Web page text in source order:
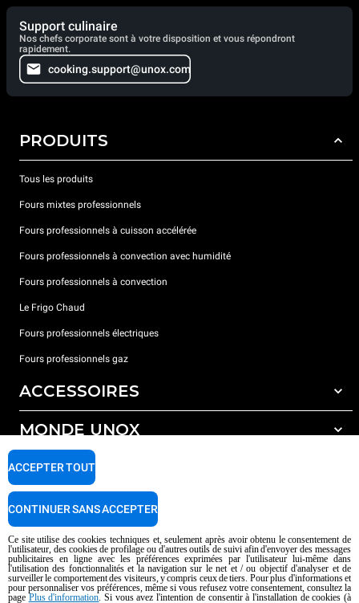
Support culinaire
Nos chefs corporate sont à votre disposition et vous répondront
rapidement.
cooking.support@unox.com
PRODUITS
Tous les produits
Fours mixtes professionnels
Fours professionnels à cuisson accélérée
Fours professionnels à convection avec humidité
Fours professionnels à convection
Le Frigo Chaud
Fours professionnels électriques
Fours professionnels gaz
ACCESSOIRES
Tous les accessoires
Détergents pour lavage automatique
Détergents pour lavage manuel
Traitement de l'eau avec filtres à résine
MONDE UNOX
Nos bureaux dans le monde
SUPPORT
Garantie Unox
Trouver les Centres SAV
Droits d'auteurt 2026 UNOX SpA Tous droits réservés. Reg.Papova n °
AI Content Disclaimer Privacy policy Cookie policy
Ce site utilise des cookies techniques et, seulement après avoir obtenu le consentement de
l'utilisateur, des cookies de profilage ou d'autres outils de suivi afin d'envoyer des messages
publicitaires en ligne avec les préférences exprimées par l'utilisateur lui-même dans
l'utilisation des fonctionnalités et la navigation sur le net et / ou objectif d'analyser et de
surveiller le comportement des visiteurs, y compris ceux de tiers. Pour plus d'informations et
pour personnaliser vos préférences, même si vous refusez votre consentement, consultez la
page Plus d'information. Si vous avez l'intention de consentir à l'installation de cookies (à
ACCEPTER TOUT
CONTINUER SANS ACCEPTER